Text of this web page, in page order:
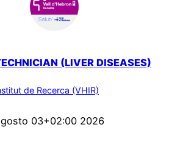
(LIVER DISEASES)
de Recerca (VHIR)
03+02:00 2026